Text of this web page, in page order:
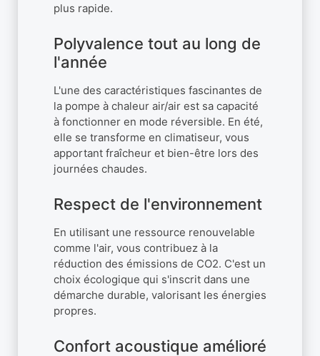
plus rapide.
Polyvalence tout au long de
l'année
L'une des caractéristiques fascinantes de
la pompe à chaleur air/air est sa capacité
à fonctionner en mode réversible. En été,
elle se transforme en climatiseur, vous
apportant fraîcheur et bien-être lors des
journées chaudes.
Respect de l'environnement
En utilisant une ressource renouvelable
comme l'air, vous contribuez à la
réduction des émissions de CO2. C'est un
choix écologique qui s'inscrit dans une
démarche durable, valorisant les énergies
propres.
Confort acoustique amélioré